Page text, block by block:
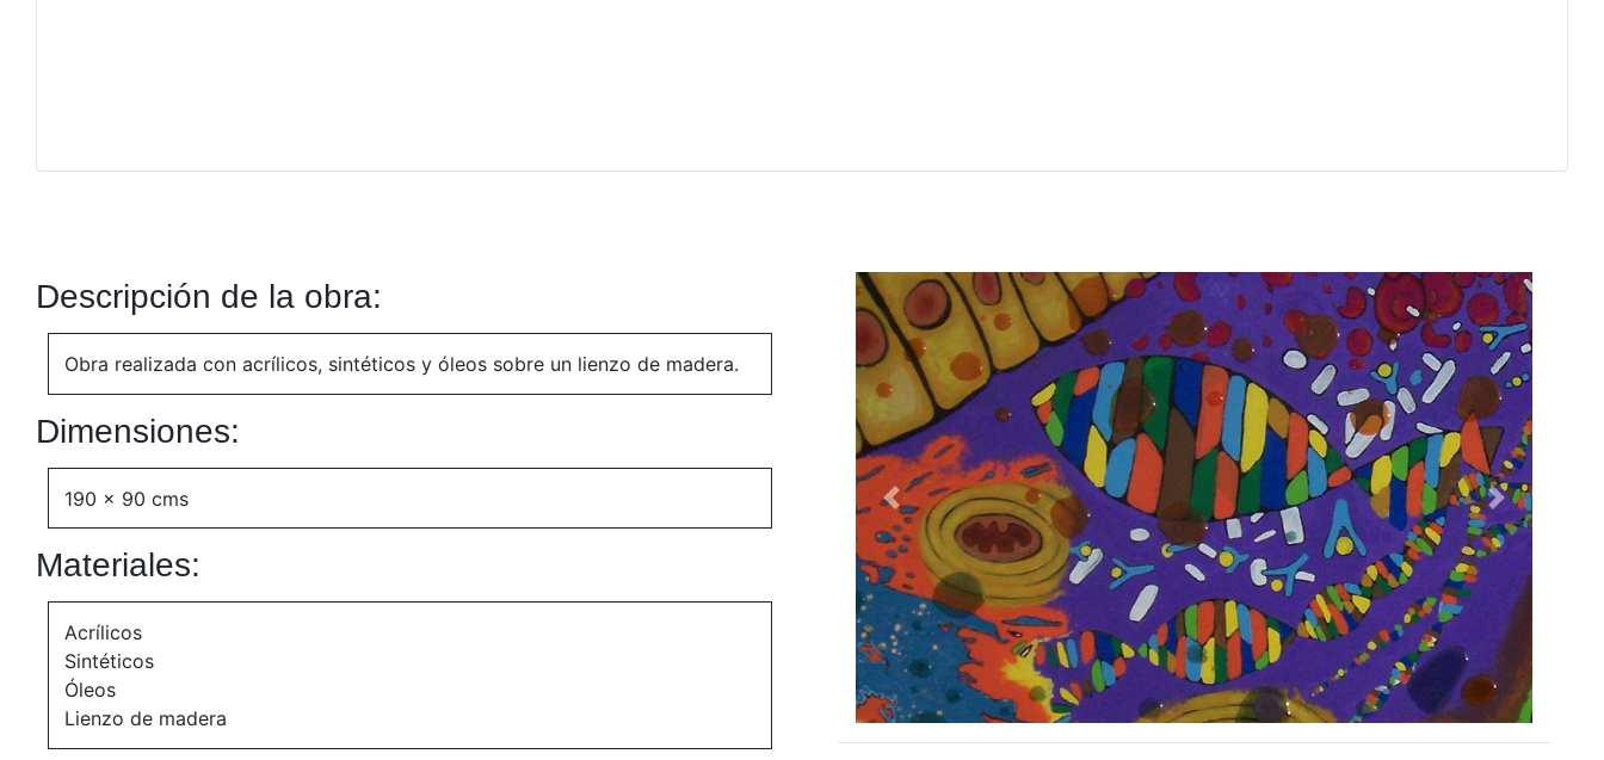
Descripción de la obra:
Obra realizada con acrílicos, sintéticos y óleos sobre un lienzo de madera.
Dimensiones:
190 x 90 cms
Materiales:
Acrílicos
Sintéticos
Óleos
Lienzo de madera